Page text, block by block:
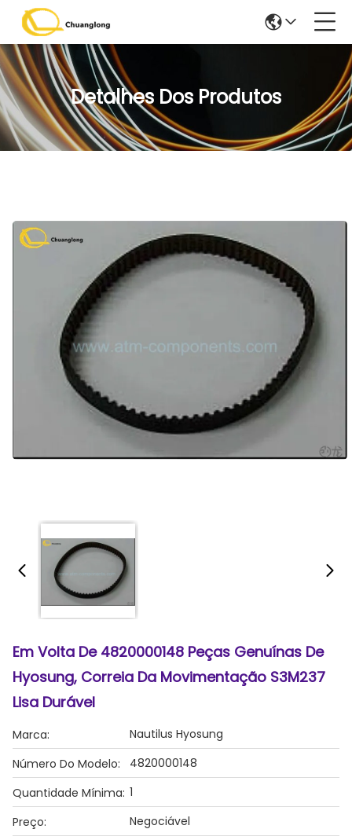
Detalhes Dos Produtos
Em Volta De 4820000148 Peças Genuínas De
Hyosung, Correia Da Movimentação S3M237
Lisa Durável
Marca:
Nautilus Hyosung
Número Do Modelo:
4820000148
Quantidade Mínima: 1
Preço:
Negociável